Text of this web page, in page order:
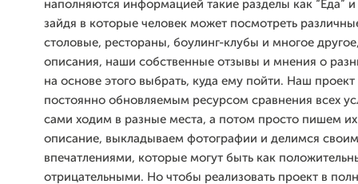
наполняются информацией такие разделы как “Еда” и
зайдя в которые человек может посмотреть
столовые, рестораны, боулинг-клубы и многое
описания, наши собственные отзывы и мнения о
на основе этого выбрать, куда ему пойти. Наш проект
постоянно обновляемым ресурсом сравнения всех
сами ходим в разные места, а потом просто пишем
описание, выкладываем фотографии и делимся
впечатлениями, которые могут быть как
отрицательными. Но чтобы реализовать проект в